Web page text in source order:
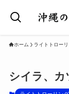
ホーム ライトトロー
シイラ、